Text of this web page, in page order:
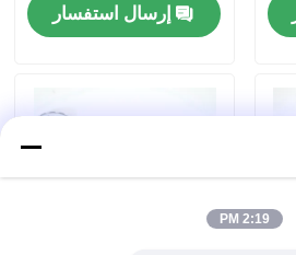
إرسال استفسار
2:19 PM